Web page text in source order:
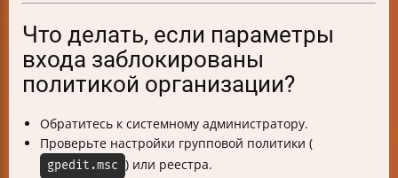
Что делать, если параметры
входа заблокированы
политикой организации?
Обратитесь к системному администратору.
Проверьте настройки групповой политики (
gpedit.msc ) или реестра.